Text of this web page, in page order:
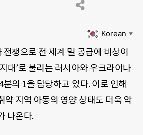
Korean ▼
쟁으로 전 세계 밀 공급에 비상이
대’로 불리는 러시아와 우크라이나
의 1을 담당하고 있다. 이로 인해
약 지역 아동의 영양 상태도 더욱 악
나온다.